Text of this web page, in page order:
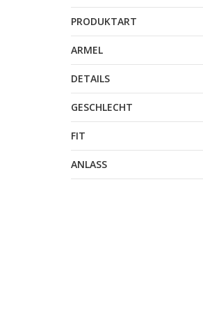
PRODUKTART
ARMEL
DETAILS
GESCHLECHT
FIT
ANLASS